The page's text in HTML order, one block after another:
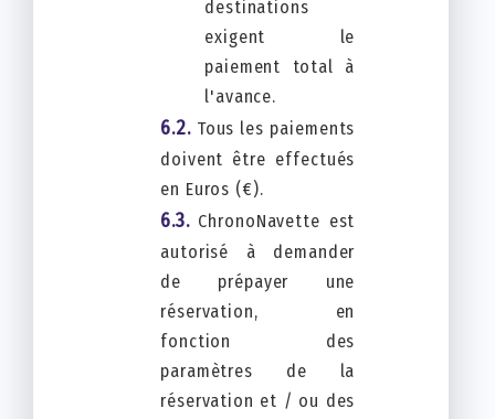
destinations
exigent le
paiement total à
l'avance.
Tous les paiements
doivent être effectués
en Euros (€).
ChronoNavette est
autorisé à demander
de prépayer une
réservation, en
fonction des
paramètres de la
réservation et / ou des